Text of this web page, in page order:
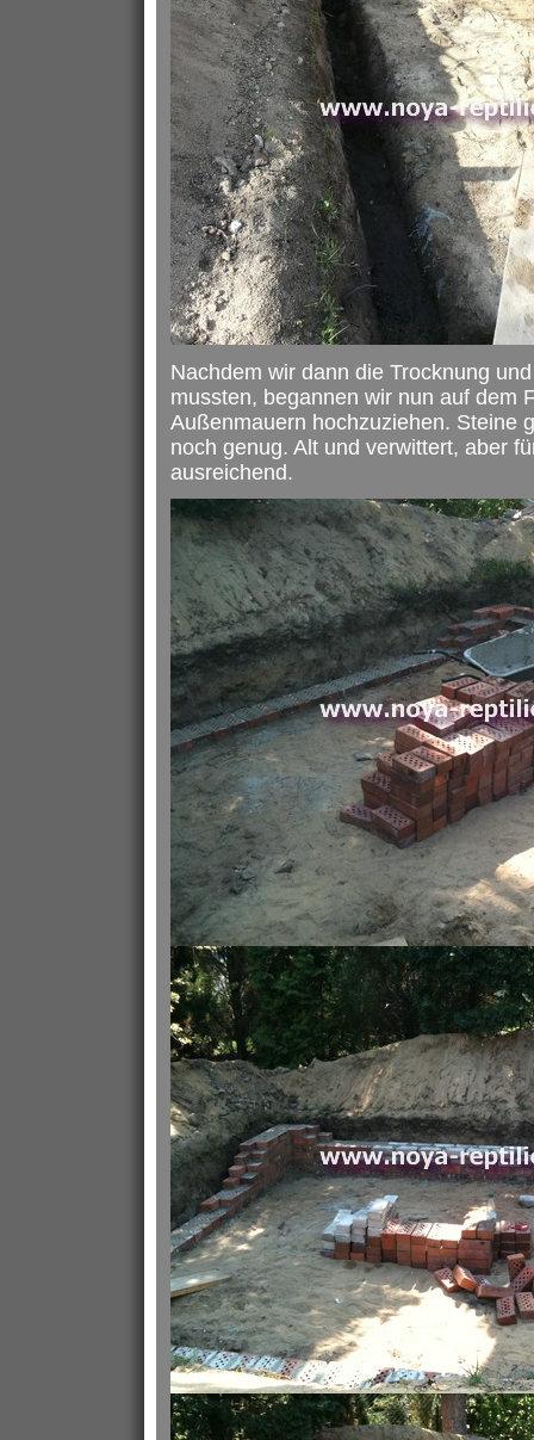
Nachdem wir dann die Trocknung
mussten, begannen wir nun auf dem
Außenmauern hochzuziehen. Steine
noch genug. Alt und verwittert, aber
ausreichend.